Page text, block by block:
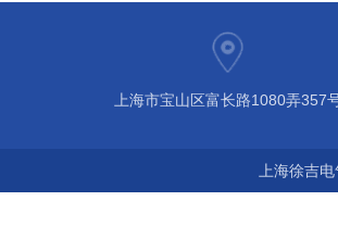
上海市宝山区富长路1080弄357
上海徐吉